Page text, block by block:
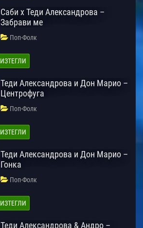
Саби х Теди Александрова –
Забрави ме
Поп-Фолк
ИЗТЕГЛИ
Теди Александрова и Дон Марио –
Центрофуга
Поп-Фолк
ИЗТЕГЛИ
Теди Александрова и Дон Марио –
Гонка
Поп-Фолк
ИЗТЕГЛИ
Теди Александрова & Андро –